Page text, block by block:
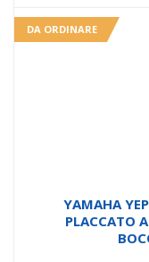
DA ORDINARE
YAMAHA
PLACCATO